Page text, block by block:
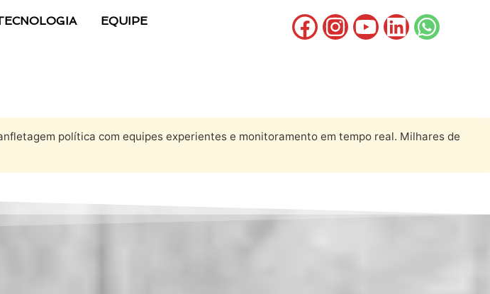
EQUIPE
política com equipes experientes e monitoramento em tempo real. Milhares de